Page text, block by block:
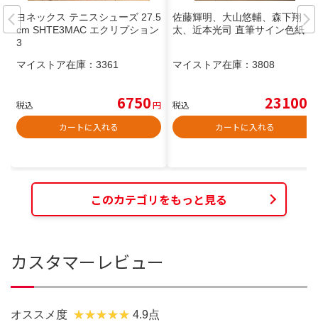
ヨネックス テニスシューズ 27.5
cm SHTE3MAC エクリプション
3
マイストア在庫： 3361
税込 6750円
カートに入れる
佐藤輝明、大山悠輔、森下翔
太、近本光司 直筆サイン色紙
マイストア在庫： 3808
税込 23100
カートに入れる
このカテゴリをもっと見る
カスタマーレビュー
オススメ度 4.9点